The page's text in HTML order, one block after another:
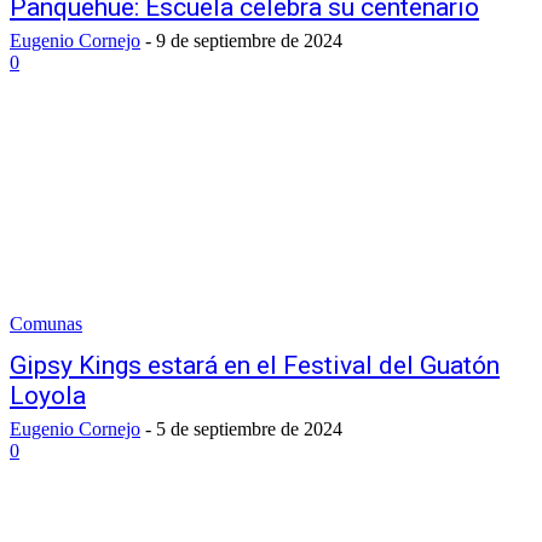
Panquehue: Escuela celebra su centenario
Eugenio Cornejo - 9 de septiembre de 2024
0
Comunas
Gipsy Kings estará en el Festival del Guatón
Loyola
Eugenio Cornejo - 5 de septiembre de 2024
0